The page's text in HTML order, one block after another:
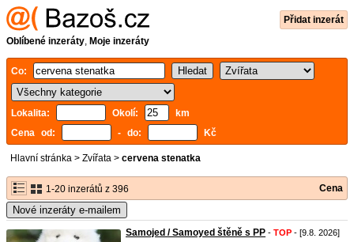
Přidat inzerát
Oblíbené inzeráty, Moje inzeráty
Co:
Lokalita: Okolí:
km
Cena od:
- do: Kč
Hlavní stránka > Zvířata > cervena stenatka
1-20 inzerátů z 396 Cena
Nové inzeráty e-mailem
Samojed / Samoyed štěně s PP - TOP - [9.8. 2026]